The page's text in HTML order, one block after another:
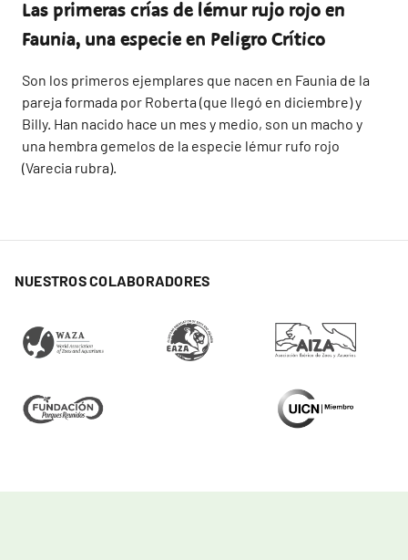
Las primeras crías de lémur rujo rojo en
Faunia, una especie en Peligro Crítico
Son los primeros ejemplares que nacen en Faunia de la
pareja formada por Roberta (que llegó en diciembre) y
Billy. Han nacido hace un mes y medio, son un macho y
una hembra gemelos de la especie lémur rufo rojo
(Varecia rubra).
NUESTROS COLABORADORES